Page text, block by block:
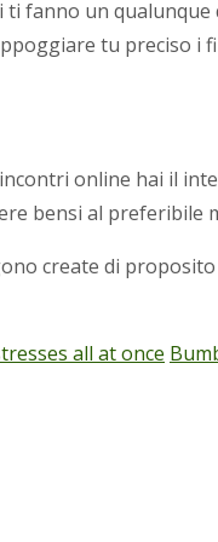
fanno un
tu preciso i
online hai il
bensi al preferibile
create di
all at once